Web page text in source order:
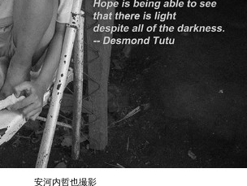
安河内哲也撮影